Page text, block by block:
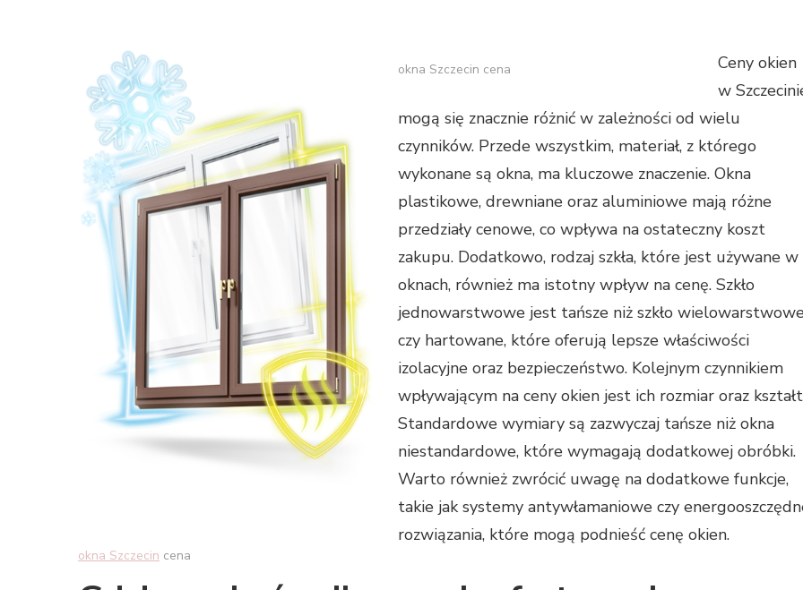
okna Szczecin cena
okna Szczecin cena
Ceny okien
w
mogą się znacznie różnić w zależności od wielu
czynników. Przede wszystkim, materiał, z którego
wykonane są okna, ma kluczowe znaczenie. Okna
plastikowe, drewniane oraz aluminiowe mają różne
przedziały cenowe, co wpływa na ostateczny koszt
zakupu. Dodatkowo, rodzaj szkła, które jest używane w
oknach, również ma istotny wpływ na cenę. Szkło
jednowarstwowe jest tańsze niż szkło
czy hartowane, które oferują lepsze właściwości
izolacyjne oraz bezpieczeństwo. Kolejnym czynnikiem
wpływającym na ceny okien jest ich rozmiar oraz
Standardowe wymiary są zazwyczaj tańsze niż okna
niestandardowe, które wymagają dodatkowej obróbki.
Warto również zwrócić uwagę na dodatkowe funkcje,
takie jak systemy antywłamaniowe czy
rozwiązania, które mogą podnieść cenę okien.